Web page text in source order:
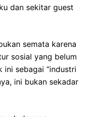
dan sekitar guest
semata karena
sosial yang belum
ini sebagai “industri
ini bukan sekadar